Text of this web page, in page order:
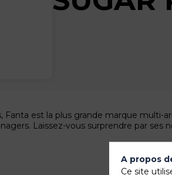
Fanta est la plus grande marque
Laissez-vous surprendre par ses
A propos
Ce site